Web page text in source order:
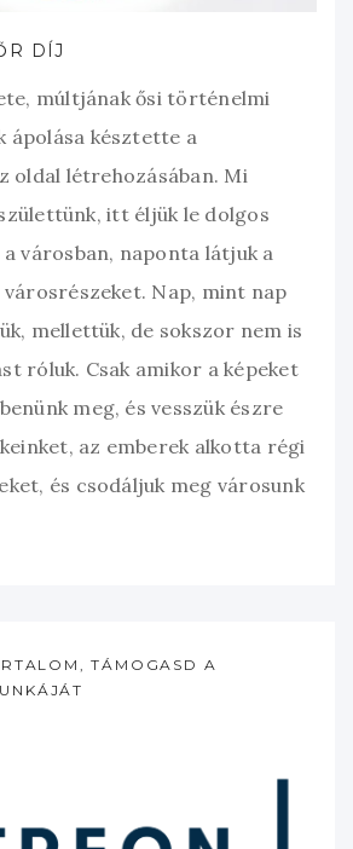
DÍJ
múltjának ősi történelmi
ápolása késztette a
oldal létrehozásában. Mi
itt éljük le dolgos
városban, naponta látjuk a
Nap, mint nap
mellettük, de sokszor nem is
róluk. Csak amikor a képeket
meg, és vesszük észre
az emberek alkotta régi
és csodáljuk meg városunk
TÁMOGASD A